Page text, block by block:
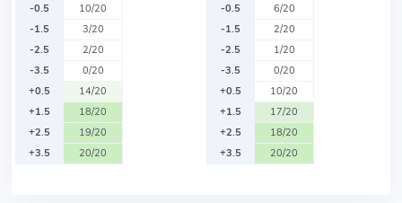
-0.5
10/20
-1.5
3/20
-2.5
2/20
-3.5
0/20
+0.5
14/20
+1.5
18/20
+2.5
19/20
+3.5
20/20
-0.5
6/20
-1.5
2/20
-2.5
1/20
-3.5
0/20
+0.5
10/20
+1.5
17/20
+2.5
18/20
+3.5
20/20